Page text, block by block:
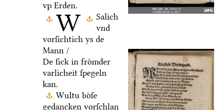
W
vp Erden.
Salich
vnd
vorſichtich ys de
Mann /
De ſick in froͤmder
varlicheit ſpegeln
kan.
Wultu boͤſe
gedancken vorſchlan